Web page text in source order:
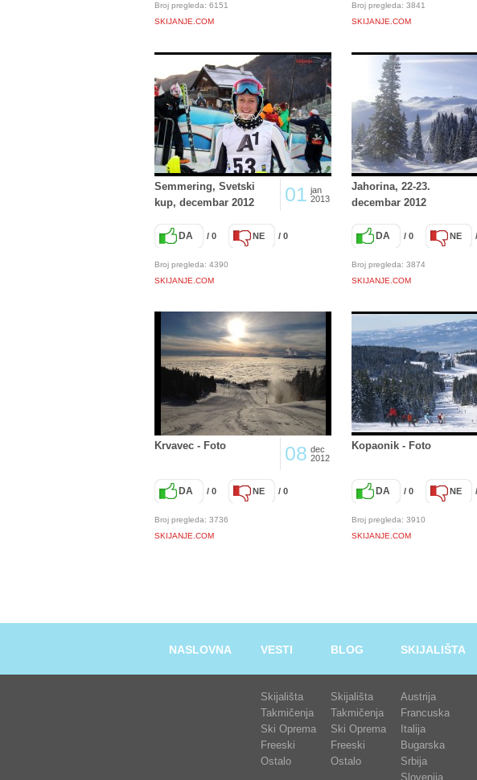
Broj pregleda: 6151
SKIJANJE.COM
Broj pregleda: 3841
SKIJANJE.COM
01 jan
2013
Semmering, Svetski
kup, decembar 2012
DA / 0 NE / 0
Broj pregleda: 4390
SKIJANJE.COM
Jahorina, 22-23.
decembar 2012
DA / 0 NE
Broj pregleda: 3874
SKIJANJE.COM
08 dec
2012
Krvavec - Foto
DA / 0 NE / 0
Broj pregleda: 3736
SKIJANJE.COM
Kopaonik - Foto
DA / 0 NE
Broj pregleda: 3910
SKIJANJE.COM
NASLOVNA VESTI
Skijališta
Takmičenja
Ski Oprema
Freeski
Ostalo
BLOG
Skijališta
Takmičenja
Ski Oprema
Freeski
Ostalo
SKIJALIŠTA
Austrija
Francuska
Italija
Bugarska
Srbija
Slovenija